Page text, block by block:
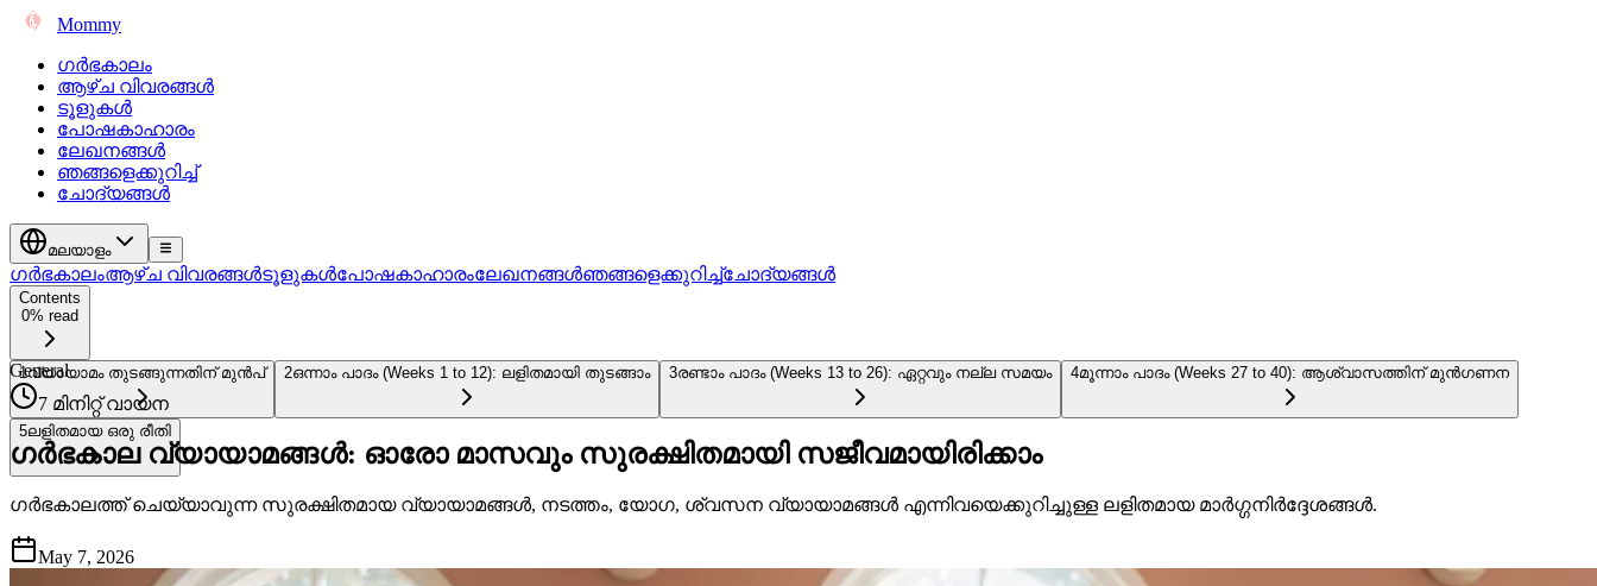
Mommy
ഗർഭകാലം
ആഴ്ച വിവരങ്ങൾ
ടൂളുകൾ
പോഷകാഹാരം
ലേഖനങ്ങൾ
ഞങ്ങളെക്കുറിച്ച്
ചോദ്യങ്ങൾ
മലയാളം
ഗർഭകാലംആഴ്ച വിവരങ്ങൾടൂളുകൾപോഷകാഹാരംലേഖനങ്ങൾഞങ്ങളെക്കുറിച്ച്ചോദ്യങ്ങൾ
Contents
0% read
1വ്യായാമം തുടങ്ങുന്നതിന് മുൻപ് 2ഒന്നാം പാദം (Weeks 1 to 12): ലളിതമായി തുടങ്ങാം 3രണ്ടാം പാദം (Weeks 13 to 26): ഏറ്റവും നല്ല സമയം 4മൂന്നാം പാദം (Weeks 27 to 40): ആശ്വാസത്തിന് മുൻഗണന
5ലളിതമായ ഒരു രീതി
General
7 മിനിറ്റ് വായന
ഗർഭകാല വ്യായാമങ്ങൾ: ഓരോ മാസവും സുരക്ഷിതമായി സജീവമായിരിക്കാം
ഗർഭകാലത്ത് ചെയ്യാവുന്ന സുരക്ഷിതമായ വ്യായാമങ്ങൾ, നടത്തം, യോഗ, ശ്വസന വ്യായാമങ്ങൾ എന്നിവയെക്കുറിച്ചുള്ള ലളിതമായ മാർഗ്ഗനിർദ്ദേശങ്ങൾ.
May 7, 2026